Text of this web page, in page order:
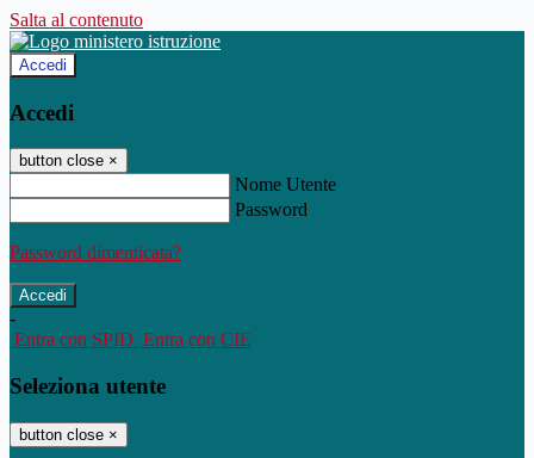
Salta al contenuto
Accedi
Accedi
button close ×
Nome Utente
Password
Password dimenticata?
-
Entra con SPID Entra con CIE
Seleziona utente
button close ×